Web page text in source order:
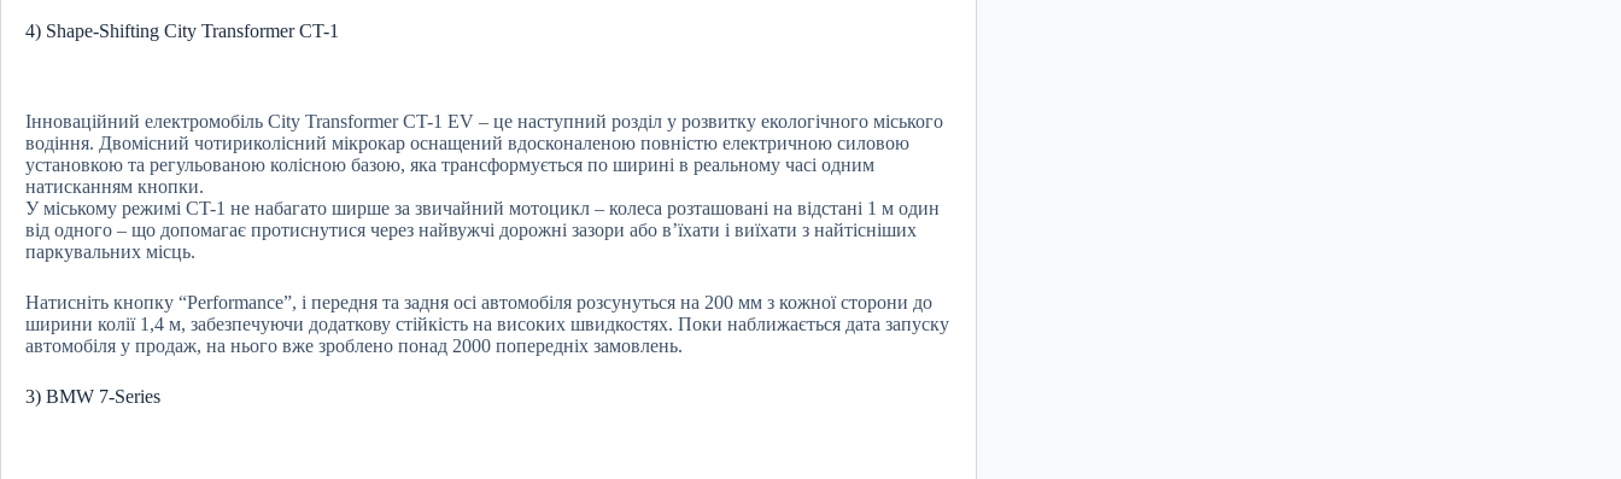
4) Shape-Shifting City Transformer CT-1
Інноваційний електромобіль City Transformer CT-1 EV – це наступний розділ у розвитку екологічного міського
водіння. Двомісний чотириколісний мікрокар оснащений вдосконаленою повністю електричною силовою
установкою та регульованою колісною базою, яка трансформується по ширині в реальному часі одним
натисканням кнопки.
У міському режимі CT-1 не набагато ширше за звичайний мотоцикл – колеса розташовані на відстані 1 м один
від одного – що допомагає протиснутися через найвужчі дорожні зазори або в’їхати і виїхати з найтісніших
паркувальних місць.
Натисніть кнопку “Performance”, і передня та задня осі автомобіля розсунуться на 200 мм з кожної сторони до
ширини колії 1,4 м, забезпечуючи додаткову стійкість на високих швидкостях. Поки наближається дата запуску
автомобіля у продаж, на нього вже зроблено понад 2000 попередніх замовлень.
3) BMW 7-Series